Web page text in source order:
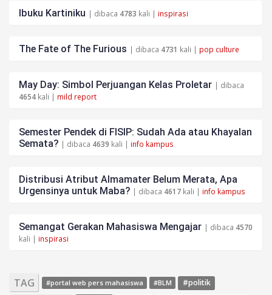
Ibuku Kartiniku | dibaca 4783 kali | inspirasi
The Fate of The Furious | dibaca 4731 kali | pop culture
May Day: Simbol Perjuangan Kelas Proletar | dibaca
4654 kali | mild report
Semester Pendek di FISIP: Sudah Ada atau Khayalan
Semata? | dibaca 4639 kali | info kampus
Distribusi Atribut Almamater Belum Merata, Apa
Urgensinya untuk Maba? | dibaca 4617 kali | info kampus
Semangat Gerakan Mahasiswa Mengajar | dibaca 4570
kali | inspirasi
TAG #portal web pers mahasiswa #BLM
#politik